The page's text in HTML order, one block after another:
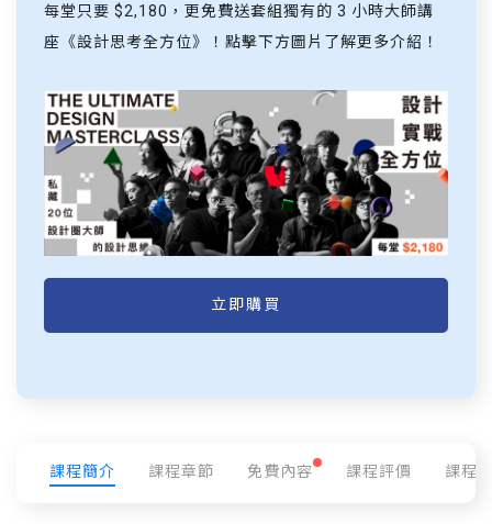
課程簡介 課程章節 免費內容 課程評價 課程
每堂只要 $2,180，更免費送套組獨有的 3 小時大師講
座《設計思考全方位》！點擊下方圖片了解更多介紹！
立即購買